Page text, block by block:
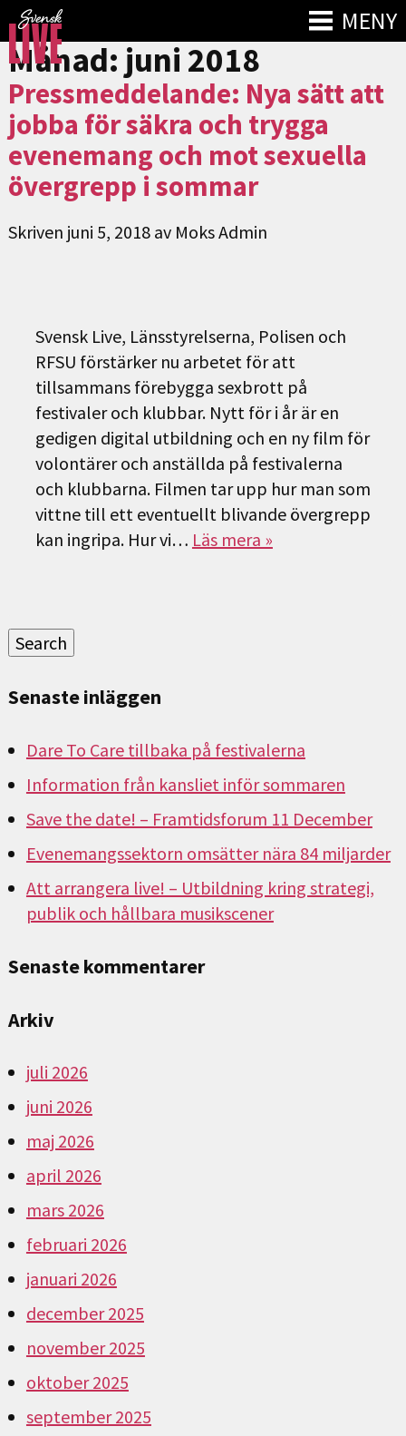
MENY
Månad: juni 2018
Pressmeddelande: Nya sätt att
jobba för säkra och trygga
evenemang och mot sexuella
övergrepp i sommar
Skriven juni 5, 2018 av Moks Admin
Svensk Live, Länsstyrelserna, Polisen och
RFSU förstärker nu arbetet för att
tillsammans förebygga sexbrott på
festivaler och klubbar. Nytt för i år är en
gedigen digital utbildning och en ny film för
volontärer och anställda på festivalerna
och klubbarna. Filmen tar upp hur man som
vittne till ett eventuellt blivande övergrepp
kan ingripa. Hur vi… Läs mera »
Search
Senaste inläggen
Dare To Care tillbaka på festivalerna
Information från kansliet inför sommaren
Save the date! – Framtidsforum 11 December
Evenemangssektorn omsätter nära 84 miljarder
Att arrangera live! – Utbildning kring strategi,
publik och hållbara musikscener
Senaste kommentarer
Arkiv
juli 2026
juni 2026
maj 2026
april 2026
mars 2026
februari 2026
januari 2026
december 2025
november 2025
oktober 2025
september 2025